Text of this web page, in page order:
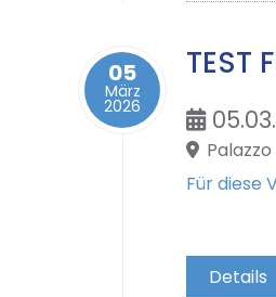
05
März
2026
TEST
Für diese
Details